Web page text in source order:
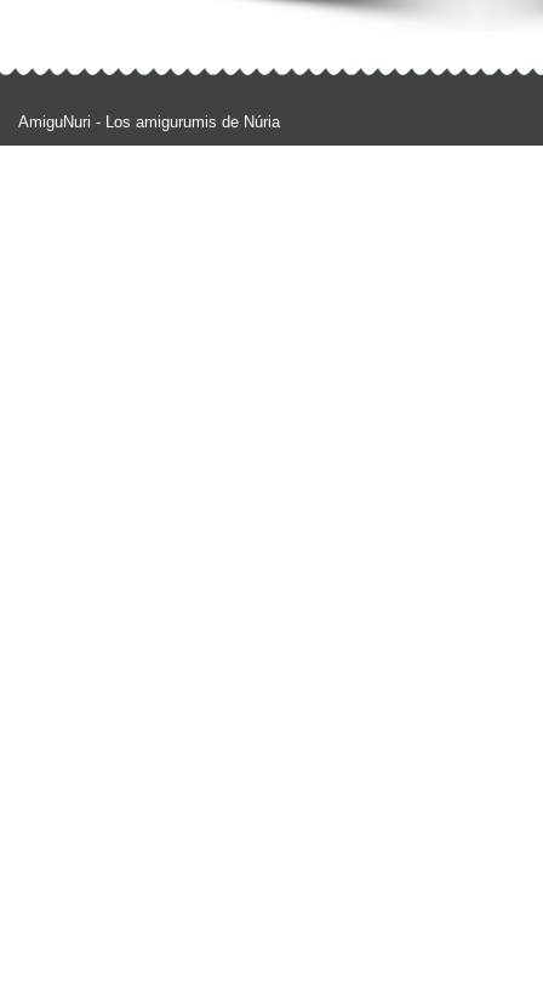
AmiguNuri - Los amigurumis de Núria